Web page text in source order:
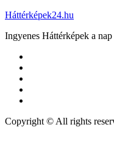
Háttérképek24.hu
Ingyenes Háttérképek a
Copyright © All rights